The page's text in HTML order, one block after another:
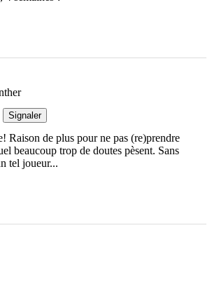
Signaler
Raison de plus pour ne pas (re)prendre
beaucoup trop de doutes pèsent. Sans
tel joueur...